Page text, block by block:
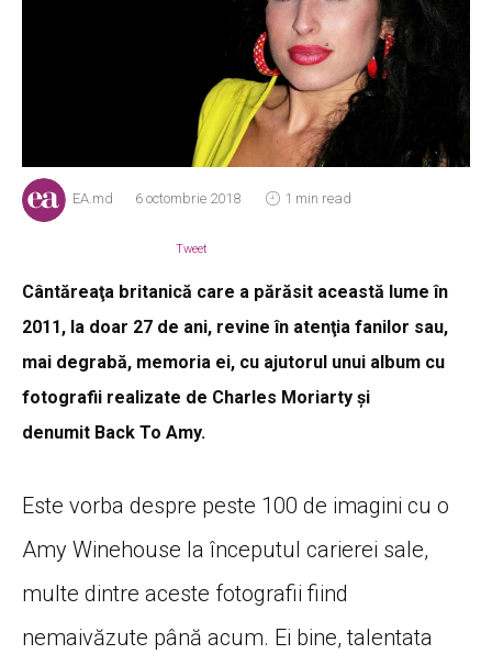
EA.md 6 octombrie 2018 1 min read
Tweet
Cântăreaţa britanică care a părăsit această lume în
2011, la doar 27 de ani, revine în atenţia fanilor sau,
mai degrabă, memoria ei, cu ajutorul unui album cu
fotografii realizate de Charles Moriarty şi
denumit Back To Amy.
Este vorba despre peste 100 de imagini cu o
Amy Winehouse la începutul carierei sale,
multe dintre aceste fotografii fiind
nemaivăzute până acum. Ei bine, talentata